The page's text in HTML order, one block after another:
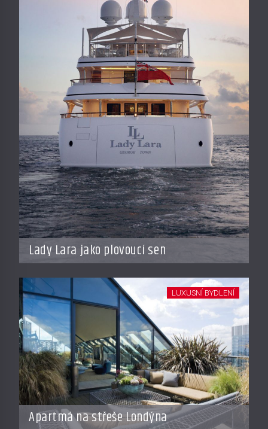
Lady Lara jako plovoucí sen
Apartmá na střeše Londýna
LUXUSNÍ BYDLENÍ